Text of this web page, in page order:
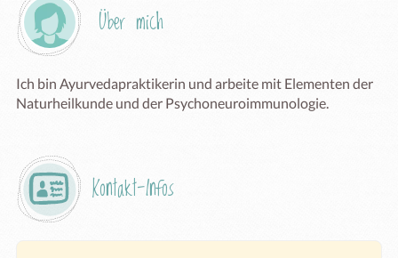
Über mich
Ich bin Ayurvedapraktikerin und arbeite mit Elementen der
Naturheilkunde und der Psychoneuroimmunologie.
Kontakt-Infos